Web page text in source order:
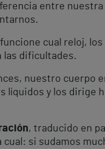
entre nuestra
cual reloj, los
las dificultades.
nuestro cuerpo
y los dirige
, traducido en
si sudamos